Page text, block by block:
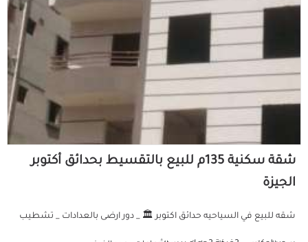
شقة سكنية 135م للبيع بالتقسيط بحدائق أكتوبر
الجيزة
شقه للبيع في السياحيه حدائق اكتوبر 🏛️ _ دور ارضى بالعدادات _ تشطيب